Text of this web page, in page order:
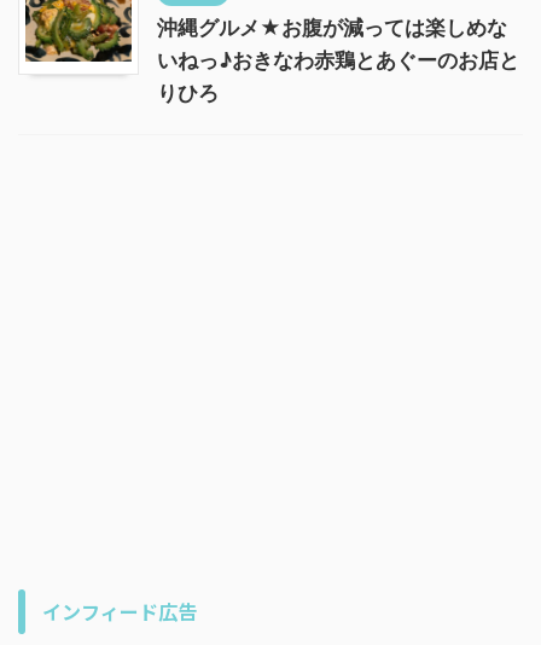
沖縄グルメ★お腹が減っては楽しめな
いねっ♪おきなわ赤鶏とあぐーのお店と
りひろ
インフィード広告